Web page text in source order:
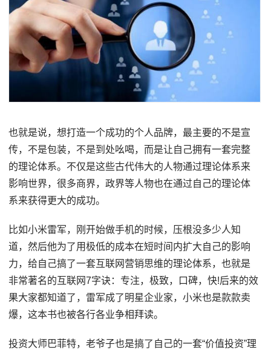
也就是说，想打造一个成功的个人品牌，最主要的不是宣
传，不是包装，不是到处吆喝，而是让自己拥有一套完整
的理论体系。不仅是这些古代伟大的人物通过理论体系来
影响世界，很多商界，政界等人物也在通过自己的理论体
系来获得更大的成功。
比如小米雷军，刚开始做手机的时候，压根没多少人知
道，然后他为了用极低的成本在短时间内扩大自己的影响
力，给自己搞了一套互联网营销思维的理论体系，也就是
非常著名的互联网7字诀：专注，极致，口碑，快!后来的效
果大家都知道了，雷军成了明星企业家，小米也是款款卖
爆，这本书也被各行各业争相拜读。
投资大师巴菲特，老爷子也是搞了自己的一套“价值投资”理